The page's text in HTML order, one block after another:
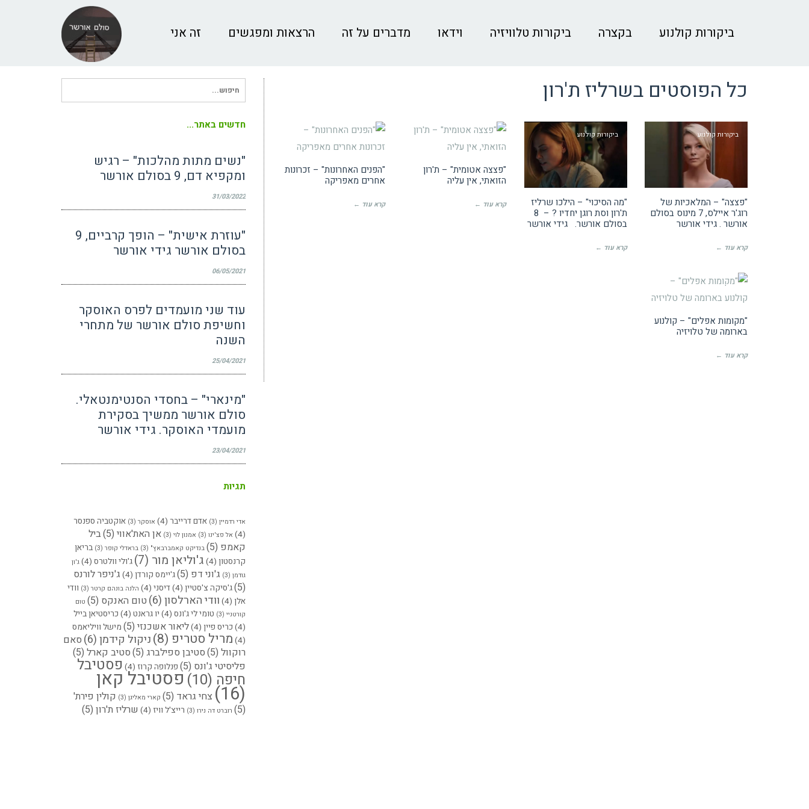
ביקורות קולנוע בקצרה ביקורות טלוויזיה וידאו מדברים על זה הרצאות ומפגשים זה אני
כל הפוסטים בשרליז ת'רון
ביקורות קולנוע
"פצצה" – המלאכיות של
רוג'ר איילס, 7 מינוס בסולם
אורשר . גידי אורשר
קרא עוד ←
ביקורות קולנוע
"מה הסיכוי" – הילכו שרליז
ת'רון וסת רוגן יחדיו ? – 8
בסולם אורשר. גידי אורשר
קרא עוד ←
ביקורות קולנוע
"פצצה אטומית" – ת'רון
הזואתי, אין עליה
קרא עוד ←
ביקורות קולנוע
"הפנים האחרונות" – זכרונות
אחרים מאפריקה
קרא עוד ←
ביקורות קולנוע
"מקומות אפלים" – קולנוע
בארומה של טלויזיה
קרא עוד ←
עבור:
חדשים באתר...
"נשים מתות מהלכות" – רגיש
ומקפיא דם, 9 בסולם אורשר
31/03/2022
"עוזרת אישית" – הופך קרביים, 9
בסולם אורשר גידי אורשר
06/05/2021
עוד שני מועמדים לפרס האוסקר
וחשיפת סולם אורשר של מתחרי
השנה
25/04/2021
"מינארי" – בחסדי הסנטימנטאלי.
סולם אורשר ממשיך בסקירת
מועמדי האוסקר. גידי אורשר
23/04/2021
תגיות
אדי רדמיין (3) אדם דרייבר (4) אוסקר (3)
אוקטביה ספנסר
(4)
אל פצ'ינו (3) אמנון לוי (3) אן האת'אווי (5)
ביל
קאמפ (5) בנדיקט קאמברבאץ" (3) בראדלי קופר (3)
בריאן
קרנסטון (4) ג'וליאן מור (7) ג'ולי וולטרס (4)
ג'ון
גודמן (3) ג'וני דפ (5) ג'יימס קורדן (4)
ג'ניפר לורנס
(5)
ג'סיקה צ'סטיין (4) דיסני (4) הלנה בונהם קרטר (3)
וודי
אלן (4) וודי הארלסון(6) טום האנקס (5)
טום
קורטניי (3) טומי לי ג'ונס (4) יו גראנט (4)
כריסטיאן בייל
(4)
כריס פיין (4) ליאור אשכנזי (5)
מישל וויליאמס
(4)
מריל סטריפ (8) ניקול קידמן(6)
סאם
רוקוול (5) סטיבן ספילברג (5) סטיב קארל (5)
פליסיטי ג'ונס (5) פנלופה קרוז (4) פסטיבל
חיפה (10) פסטיבל קאן
(16) צחי גראד (5) קארי מאליגן (3)
קולין פירת'
(5)
רוברט דה נירו (3) רייצ'ל וויז (4) שרליז ת'רון (5)